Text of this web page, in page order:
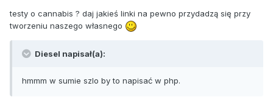
testy o cannabis ? daj jakieś linki na pewno przydadzą się przy
tworzeniu naszego własnego
Diesel napisał(a):
hmmm w sumie szlo by to napisać w php.